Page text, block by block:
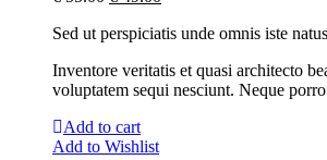
Sed ut perspiciatis unde omnis iste
Inventore veritatis et quasi architecto
voluptatem sequi nesciunt. Neque
Add to cart
Add to Wishlist